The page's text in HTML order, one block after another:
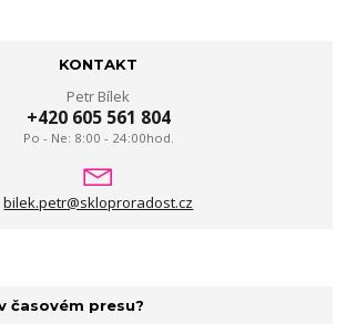
KONTAKT
Petr Bílek
+420 605 561 804
Po - Ne: 8:00 - 24:00hod.
bilek.petr@skloproradost.cz
časovém presu?